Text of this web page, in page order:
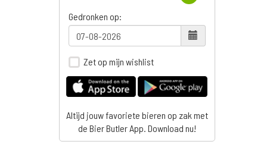
Gedronken op:
Zet op mijn wishlist
Altijd jouw favoriete bieren op zak met
de Bier Butler App. Download nu!